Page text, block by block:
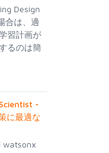
Design
合は、適
習計画が
るのは簡
-
に最適な
watsonx